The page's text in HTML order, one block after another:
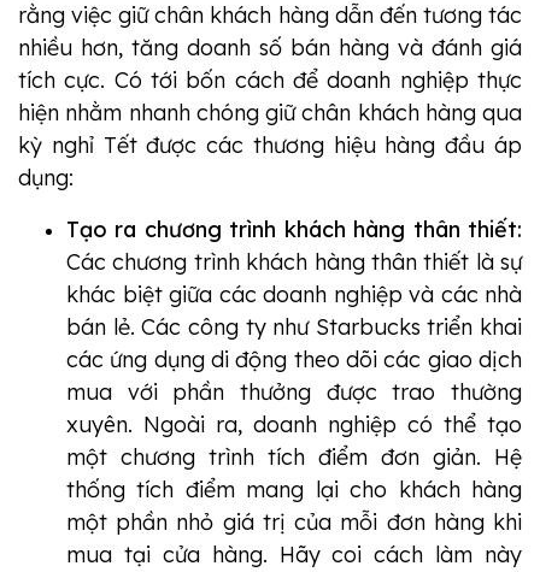
rằng việc giữ chân khách hàng dẫn đến tương tác
nhiều hơn, tăng doanh số bán hàng và đánh giá
tích cực. Có tới bốn cách để doanh nghiệp thực
hiện nhằm nhanh chóng giữ chân khách hàng qua
kỳ nghỉ Tết được các thương hiệu hàng đầu áp
dụng:
Tạo ra chương trình khách hàng thân thiết:
Các chương trình khách hàng thân thiết là sự
khác biệt giữa các doanh nghiệp và các nhà
bán lẻ. Các công ty như Starbucks triển khai
các ứng dụng di động theo dõi các giao dịch
mua với phần thưởng được trao thường
xuyên. Ngoài ra, doanh nghiệp có thể tạo
một chương trình tích điểm đơn giản. Hệ
thống tích điểm mang lại cho khách hàng
một phần nhỏ giá trị của mỗi đơn hàng khi
mua tại cửa hàng. Hãy coi cách làm này